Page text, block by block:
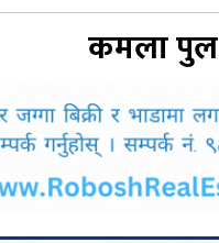
कमला पुल